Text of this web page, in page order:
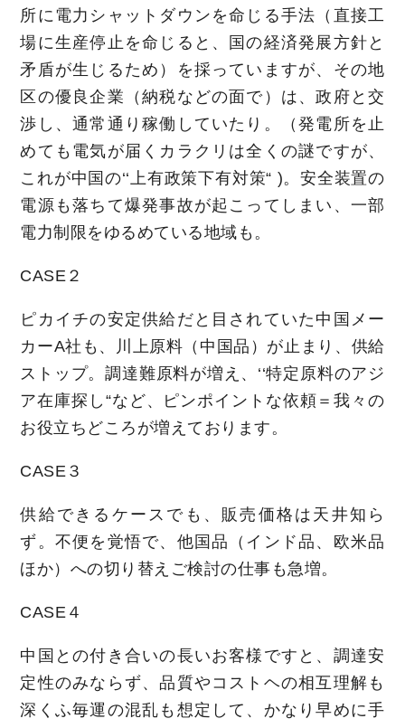
所に電力シャットダウンを命じる手法（直接工
場に生産停止を命じると、国の経済発展方針と
矛盾が生じるため）を採っていますが、その地
区の優良企業（納税などの面で）は、政府と交
渉し、通常通り稼働していたり。（発電所を止
めても電気が届くカラクリは全くの謎ですが、
これが中国の‘‘上有政策下有対策“ )。安全装置の
電源も落ちて爆発事故が起こってしまい、一部
電力制限をゆるめている地域も。
CASE２
ピカイチの安定供給だと目されていた中国メー
カーA社も、川上原料（中国品）が止まり、供給
ストップ。調達難原料が増え、‘‘特定原料のアジ
ア在庫探し“など、ピンポイントな依頼＝我々の
お役立ちどころが増えております。
CASE３
供給できるケースでも、販売価格は天井知ら
ず。不便を覚悟で、他国品（インド品、欧米品
ほか）への切り替えご検討の仕事も急増。
CASE４
中国との付き合いの長いお客様ですと、調達安
定性のみならず、品質やコストヘの相互理解も
深くふ毎運の混乱も想定して、かなり早めに手